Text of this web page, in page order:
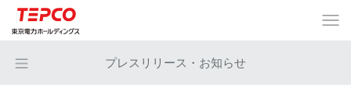
プレスリリース・お知らせ